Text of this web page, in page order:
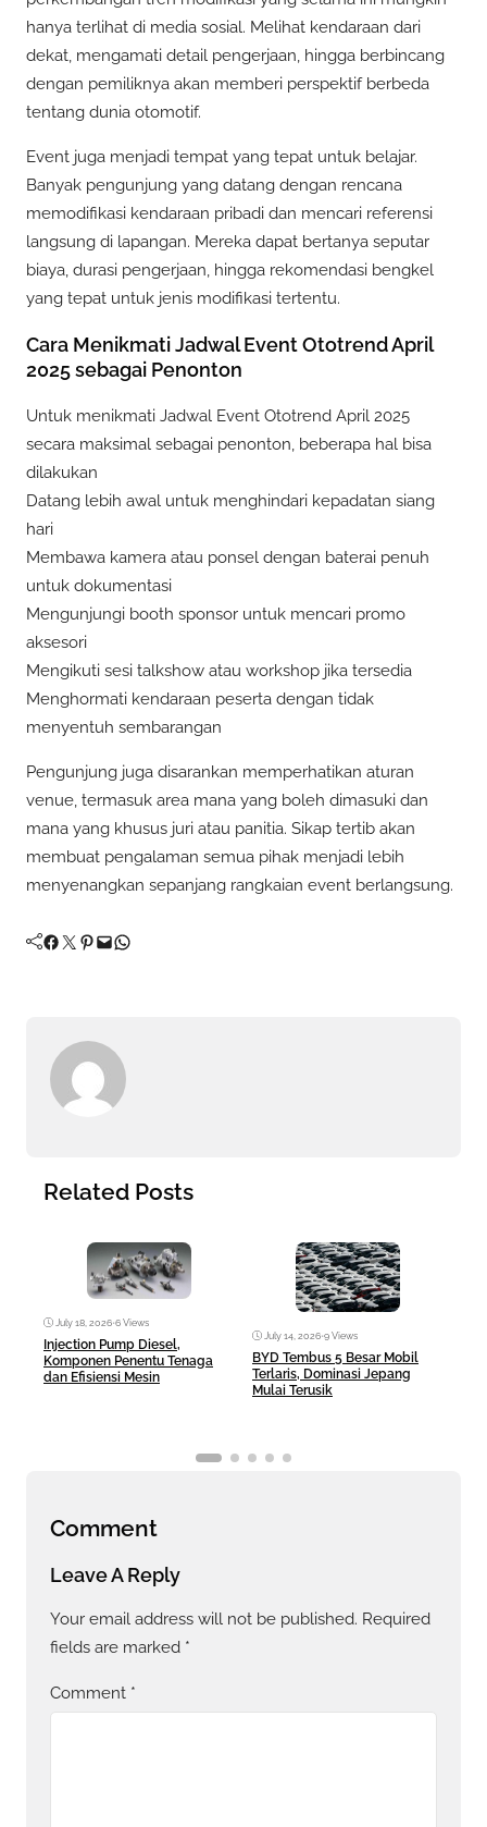
hanya terlihat di media sosial. Melihat kendaraan dari
dekat, mengamati detail pengerjaan, hingga berbincang
dengan pemiliknya akan memberi perspektif berbeda
tentang dunia otomotif.
Event juga menjadi tempat yang tepat untuk belajar.
Banyak pengunjung yang datang dengan rencana
memodifikasi kendaraan pribadi dan mencari referensi
langsung di lapangan. Mereka dapat bertanya seputar
biaya, durasi pengerjaan, hingga rekomendasi bengkel
yang tepat untuk jenis modifikasi tertentu.
Cara Menikmati Jadwal Event Ototrend April
2025 sebagai Penonton
Untuk menikmati Jadwal Event Ototrend April 2025
secara maksimal sebagai penonton, beberapa hal bisa
dilakukan
Datang lebih awal untuk menghindari kepadatan siang
hari
Membawa kamera atau ponsel dengan baterai penuh
untuk dokumentasi
Mengunjungi booth sponsor untuk mencari promo
aksesori
Mengikuti sesi talkshow atau workshop jika tersedia
Menghormati kendaraan peserta dengan tidak
menyentuh sembarangan
Pengunjung juga disarankan memperhatikan aturan
venue, termasuk area mana yang boleh dimasuki dan
mana yang khusus juri atau panitia. Sikap tertib akan
membuat pengalaman semua pihak menjadi lebih
menyenangkan sepanjang rangkaian event berlangsung.
Facebook Twitter Pinterest Mail WhatsApp
Related Posts
July 18, 2026•6 Views
Injection Pump Diesel,
Komponen Penentu Tenaga
dan Efisiensi Mesin
July 14, 2026•9 Views
BYD Tembus 5 Besar Mobil
Terlaris, Dominasi Jepang
Mulai Terusik
Comment
Leave A Reply
Your email address will not be published. Required
fields are marked *
Comment *